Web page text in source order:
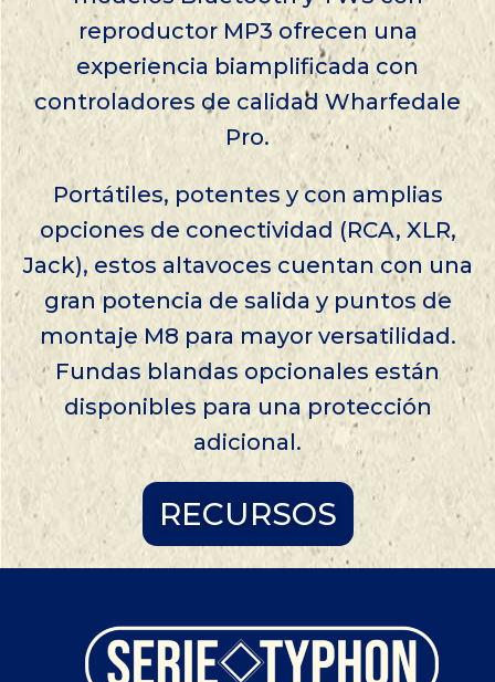
reproductor MP3 ofrecen una
experiencia biamplificada con
controladores de calidad Wharfedale
Pro.
Portátiles, potentes y con amplias
opciones de conectividad (RCA, XLR,
Jack), estos altavoces cuentan con una
gran potencia de salida y puntos de
montaje M8 para mayor versatilidad.
Fundas blandas opcionales están
disponibles para una protección
adicional.
RECURSOS